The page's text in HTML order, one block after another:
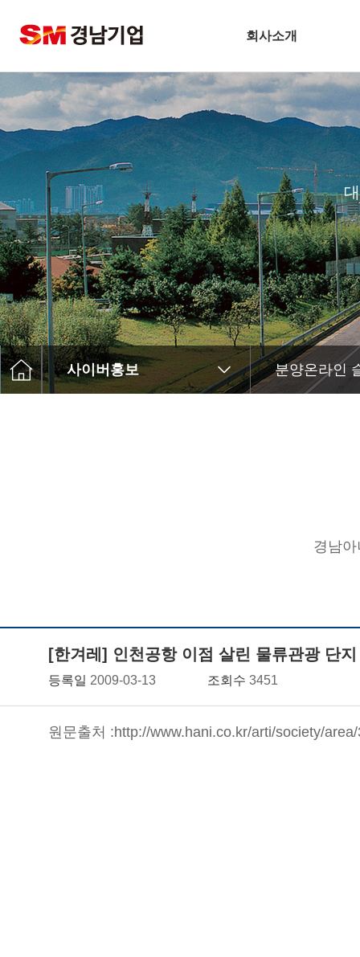
회사소개
기업개요
CEO 인사말
비전
주요연혁
경남슬롯사이트 볼트 메이저
안전보건방침
기술경영
환경경영
찾아오시는길
사이버홍보 분양온라인
경남
[한겨레] 인천공항 이점 살린 물류관광 단지
등록일 2009-03-13 조회수 3451
원문출처 :http://www.hani.co.kr/arti/society/